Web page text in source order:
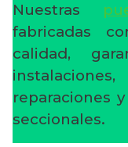
Nuestras
fabricadas
calidad,
reparaciones
seccionales.